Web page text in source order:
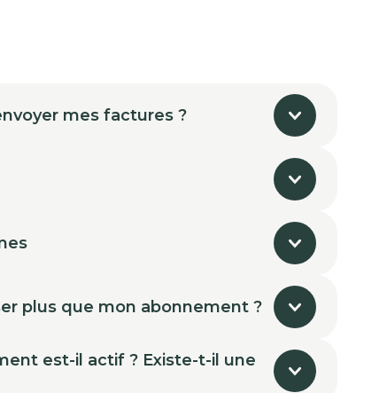
mes factures ?
plus que mon abonnement ?
est-il actif ? Existe-t-il une